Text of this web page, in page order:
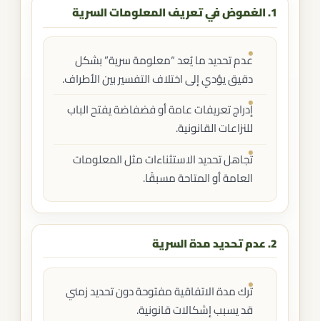
1. الغموض في تعريف المعلومات السرية
عدم تحديد ما يُعد “معلومة سرية” بشكل
دقيق يؤدي إلى اختلاف التفسير بين الأطراف.
إدراج تعريفات عامة أو فضفاضة يفتح الباب
للنزاعات القانونية.
تجاهل تحديد الاستثناءات مثل المعلومات
العامة أو المتاحة مسبقًا.
2. عدم تحديد مدة السرية
ترك مدة الاتفاقية مفتوحة دون تحديد زمني
قد يسبب إشكالات قانونية.